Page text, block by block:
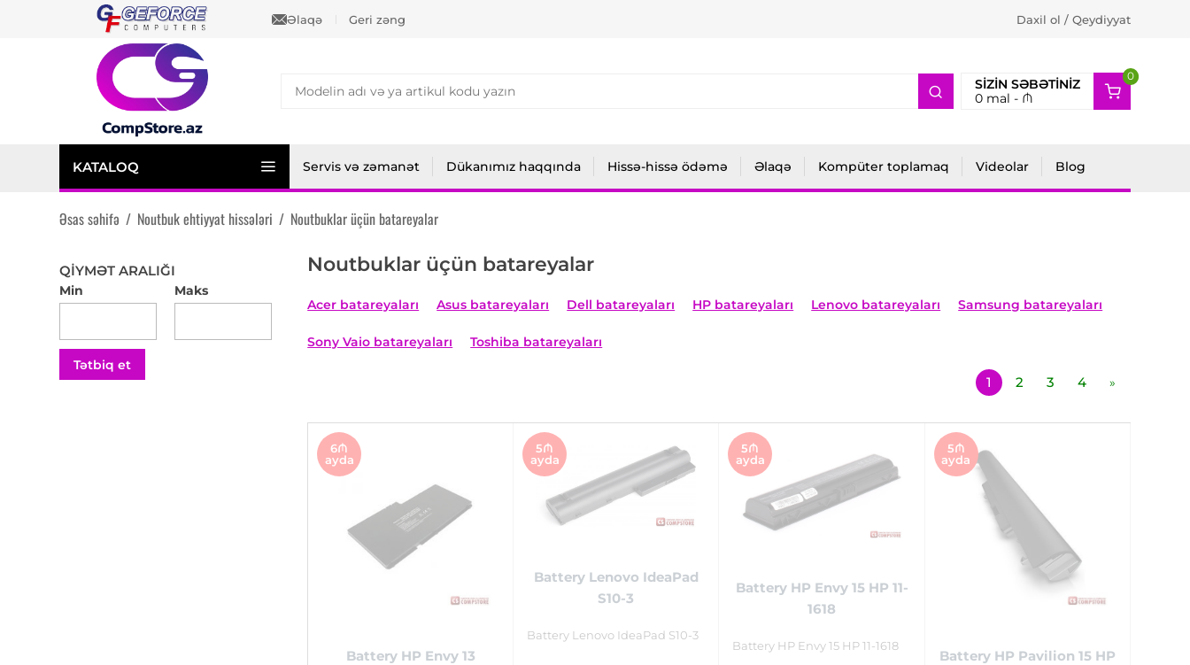
Əlaqə Geri zəng Daxil ol / Qeydiyyat
SIZIN SƏBƏTINIZ
0mal - ₼
0
2
KATALOQ Servis və zəmanət Dükanımız haqqında Hissə-hissə ödəmə Əlaqə Kompüter toplamaq Videolar Blog
Əsas səhifə / Noutbuk ehtiyyat hissələri / Noutbuklar üçün batareyalar
QIYMƏT ARALIĞI
Min Maks
Tətbiq et
Noutbuklar üçün batareyalar
Acer batareyaları Asus batareyaları Dell batareyaları HP batareyaları Lenovo batareyaları Samsung batareyaları
Sony Vaio batareyaları Toshiba batareyaları
1 2 3 4 »
6₼
ayda
Battery HP Envy 13
5₼
ayda
Battery Lenovo IdeaPad
S10-3
Battery Lenovo IdeaPad S10-3
5₼
ayda
Battery HP Envy 15 HP 11-
1618
Battery HP Envy 15 HP 11-1618
5₼
ayda
Battery HP Pavilion 15 HP